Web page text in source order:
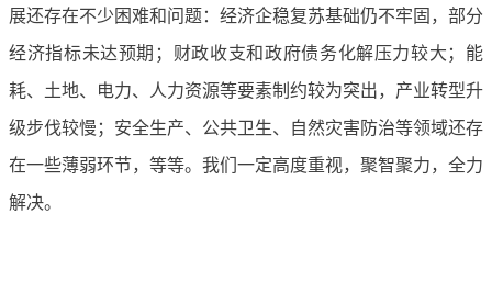
展还存在不少困难和问题：经济企稳复苏基础仍不牢固，部分
经济指标未达预期；财政收支和政府债务化解压力较大；能
耗、土地、电力、人力资源等要素制约较为突出，产业转型升
级步伐较慢；安全生产、公共卫生、自然灾害防治等领域还存
在一些薄弱环节，等等。我们一定高度重视，聚智聚力，全力
解决。